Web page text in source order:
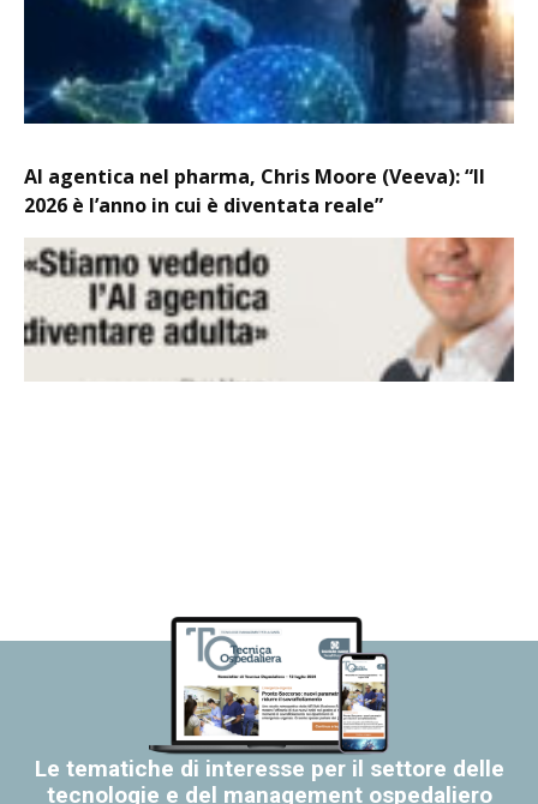
AI agentica nel pharma, Chris Moore (Veeva): “Il
2026 è l’anno in cui è diventata reale”
Le tematiche di interesse per il settore delle
tecnologie e del management ospedaliero